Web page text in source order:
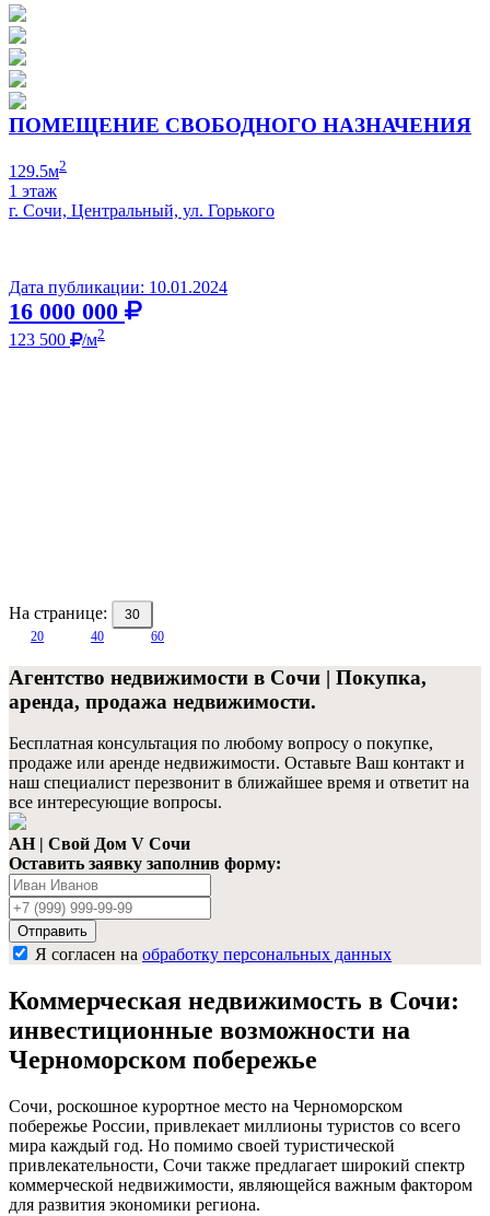
ПОМЕЩЕНИЕ СВОБОДНОГО НАЗНАЧЕНИЯ
129.5м2
1 этаж
г. Сочи, Центральный, ул. Горького
Дата публикации: 10.01.2024
16 000 000
123 500 /м2
На странице:
30
20
40 60
Агентство недвижимости в Сочи | Покупка,
аренда, продажа недвижимости.
Бесплатная консультация по любому вопросу о покупке,
продаже или аренде недвижимости. Оставьте Ваш контакт и
наш специалист перезвонит в ближайшее время и ответит на
все интересующие вопросы.
АН | Свой Дом V Сочи
Оставить заявку заполнив форму:
Ваше
имя
Ваш
телефон
Отправить
Я согласен на обработку персональных данных
Коммерческая недвижимость в Сочи:
инвестиционные возможности на
Черноморском побережье
Сочи, роскошное курортное место на Черноморском
побережье России, привлекает миллионы туристов со всего
мира каждый год. Но помимо своей туристической
привлекательности, Сочи также предлагает широкий спектр
коммерческой недвижимости, являющейся важным фактором
для развития экономики региона.